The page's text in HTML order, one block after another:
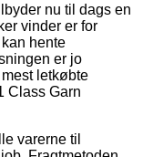
nu til dags en
vinder er for
hente
er jo
letkøbte
Class Garn
varerne til